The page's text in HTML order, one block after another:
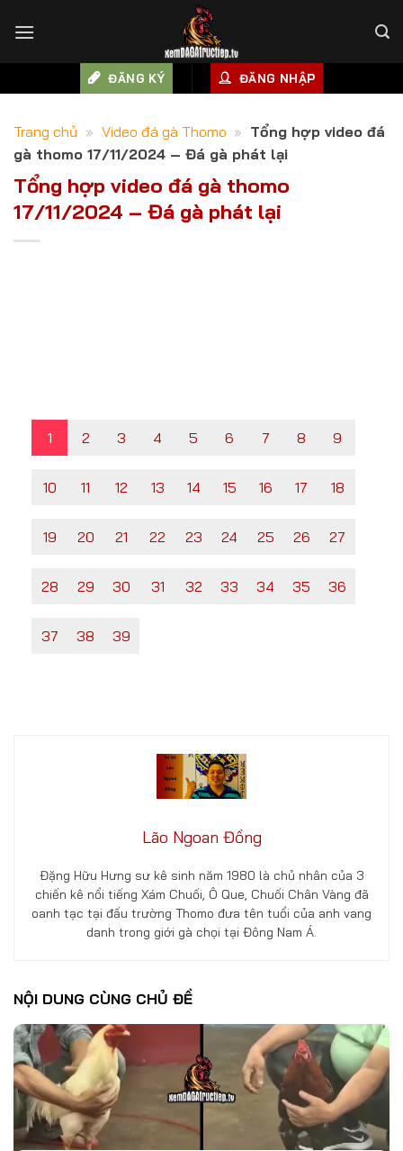
ĐĂNG KÝ ĐĂNG NHẬP
Trang chủ » Video đá gà Thomo » Tổng hợp video đá
gà thomo 17/11/2024 – Đá gà phát lại
Tổng hợp video đá gà thomo
17/11/2024 – Đá gà phát lại
1 2 3 4 5 6 7 8 9
10 11 12 13 14 15 16 17 18
19 20 21 22 23 24 25 26 27
28 29 30 31 32 33 34 35 36
37 38 39
Lão Ngoan Đồng
Đặng Hữu Hưng sư kê sinh năm 1980 là chủ nhân của 3
chiến kê nổi tiếng Xám Chuối, Ô Que, Chuối Chân Vàng đã
oanh tạc tại đấu trường Thomo đưa tên tuổi của anh vang
danh trong giới gà chọi tại Đông Nam Á.
NỘI DUNG CÙNG CHỦ ĐỀ